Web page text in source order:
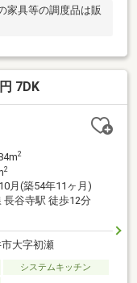
家具等の調度品は販
7DK
2
2
月(築54年11ヶ月)
長谷寺駅 徒歩12分
大字初瀬
システムキッチン